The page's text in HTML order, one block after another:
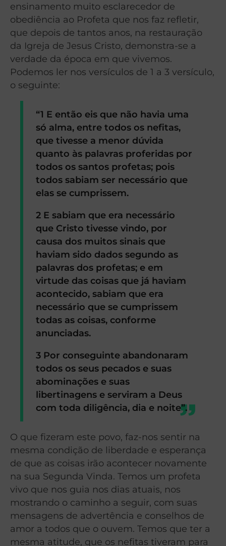
ensinamento muito esclarecedor de
obediência ao Profeta que nos faz refletir,
que depois de tantos anos, na restauração
da Igreja de Jesus Cristo, demonstra-se a
verdade da época em que vivemos.
Podemos ler nos versículos de 1 a 3 versículo,
o seguinte:
“1 E então eis que não havia uma
só alma, entre todos os nefitas,
que tivesse a menor dúvida
quanto às palavras proferidas por
todos os santos profetas; pois
todos sabiam ser necessário que
elas se cumprissem.
2 E sabiam que era necessário
que Cristo tivesse vindo, por
causa dos muitos sinais que
haviam sido dados segundo as
palavras dos profetas; e em
virtude das coisas que já haviam
acontecido, sabiam que era
necessário que se cumprissem
todas as coisas, conforme
anunciadas.
3 Por conseguinte abandonaram
todos os seus pecados e suas
abominações e suas
libertinagens e serviram a Deus
com toda diligência, dia e noite”.
O que fizeram este povo, faz-nos sentir na
mesma condição de liberdade e esperança
de que as coisas irão acontecer novamente
na sua Segunda Vinda. Temos um profeta
vivo que nos guia nos dias atuais, nos
mostrando o caminho a seguir, com suas
mensagens de advertência e conselhos de
amor a todos que o ouvem. Temos que ter a
mesma atitude, que os nefitas tiveram para